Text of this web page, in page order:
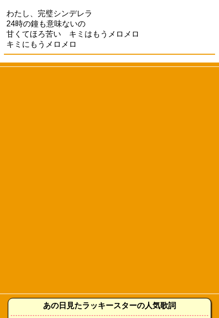
わたし、完璧シンデレラ
24時の鐘も意味ないの
甘くてほろ苦い キミはもうメロメロ
キミにもうメロメロ
あの日見たラッキースターの人気歌詞